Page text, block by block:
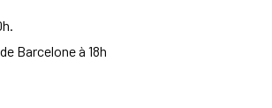
Barcelone à 18h